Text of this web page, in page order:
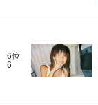
6位
6